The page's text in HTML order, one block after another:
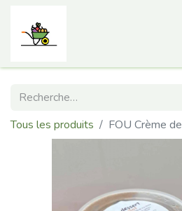
Tous les produits FOU Crème